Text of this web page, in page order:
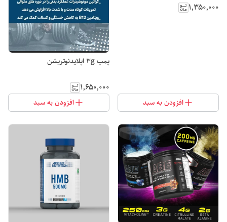
۱٬۳۵۰٬۰۰۰
افزودن به سبد
پمپ 3g اپلایدنوتریشن
۱٬۶۵۰٬۰۰۰
افزودن به سبد